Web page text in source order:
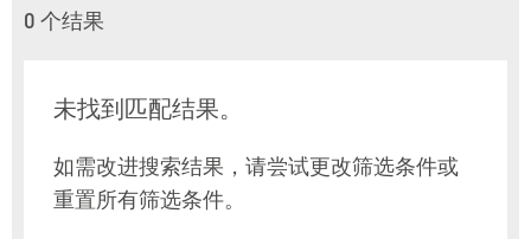
0 个结果
未找到匹配结果。
如需改进搜索结果，请尝试更改筛选条件或
重置所有筛选条件。